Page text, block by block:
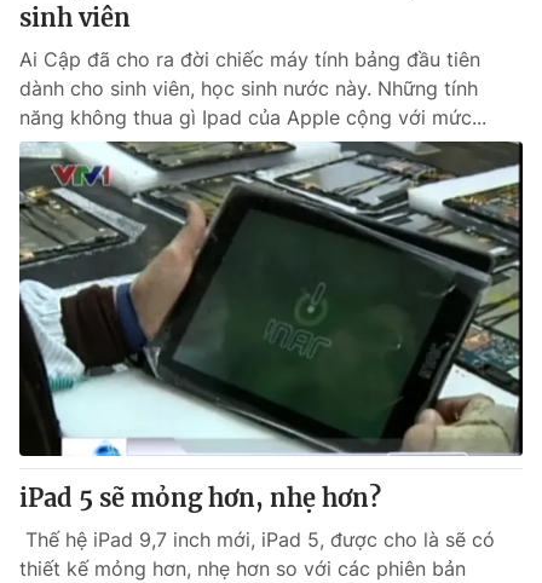
sinh viên
Ai Cập đã cho ra đời chiếc máy tính bảng đầu tiên
dành cho sinh viên, học sinh nước này. Những tính
năng không thua gì Ipad của Apple cộng với mức...
iPad 5 sẽ mỏng hơn, nhẹ hơn?
Thế hệ iPad 9,7 inch mới, iPad 5, được cho là sẽ có
thiết kế mỏng hơn, nhẹ hơn so với các phiên bản